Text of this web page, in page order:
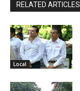
RELATED ARTICLES
Local